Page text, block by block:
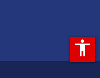
accessibility